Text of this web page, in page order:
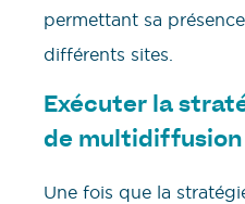
permettant sa
différents sites.
Exécuter la
de multidiffusion
Une fois que la